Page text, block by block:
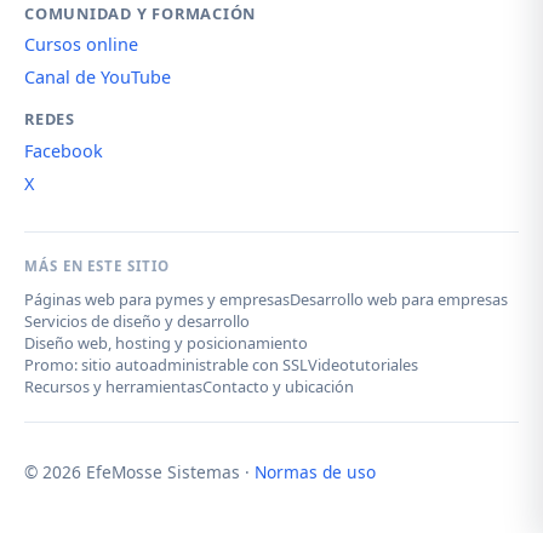
COMUNIDAD Y FORMACIÓN
Cursos online
Canal de YouTube
REDES
Facebook
X
MÁS EN ESTE SITIO
Páginas web para pymes y empresasDesarrollo web para empresas
Servicios de diseño y desarrollo
Diseño web, hosting y posicionamiento
Promo: sitio autoadministrable con SSLVideotutoriales
Recursos y herramientasContacto y ubicación
© 2026 EfeMosse Sistemas · Normas de uso